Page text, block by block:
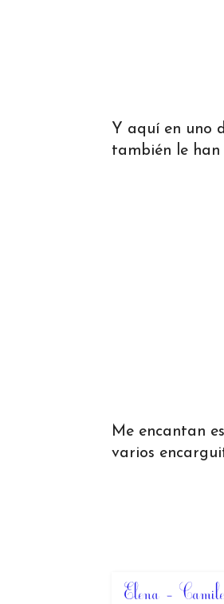
Y aquí en uno
también le han
Me encantan
varios